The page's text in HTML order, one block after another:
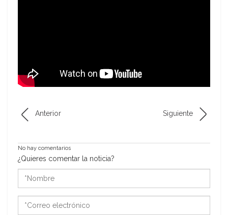
Anterior Siguiente
No hay comentarios
¿Quieres comentar la noticia?
electrónico